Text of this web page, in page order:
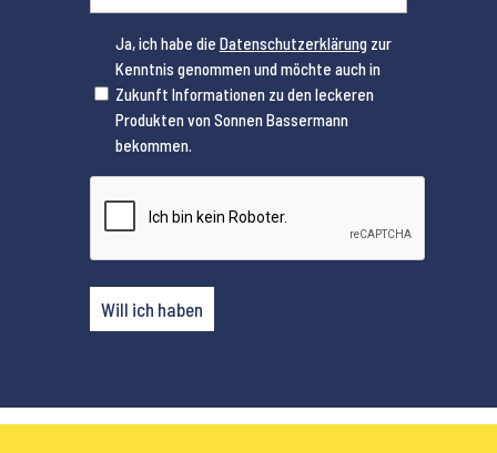
(erforderlich)
Ja, ich habe die Datenschutzerklärungzur
Kenntnis genommen und möchte auch in
Zukunft Informationen zu den leckeren
Produkten von Sonnen Bassermann
bekommen.
Will ich haben